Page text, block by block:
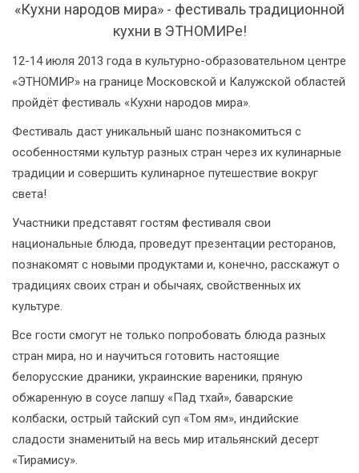
«Кухни народов мира» - фестиваль традиционной
кухни в ЭТНОМИРе!
12-14 июля 2013 года в культурно-образовательном центре
«ЭТНОМИР» на границе Московской и Калужской областей
пройдёт фестиваль «Кухни народов мира».
Фестиваль даст уникальный шанс познакомиться с
особенностями культур разных стран через их кулинарные
традиции и совершить кулинарное путешествие вокруг
света!
Участники представят гостям фестиваля свои
национальные блюда, проведут презентации ресторанов,
познакомят с новыми продуктами и, конечно, расскажут о
традициях своих стран и обычаях, свойственных их
культуре.
Все гости смогут не только попробовать блюда разных
стран мира, но и научиться готовить настоящие
белорусские драники, украинские вареники, пряную
обжаренную в соусе лапшу «Пад тхай», баварские
колбаски, острый тайский суп «Том ям», индийские
сладости знаменитый на весь мир итальянский десерт
«Тирамису».